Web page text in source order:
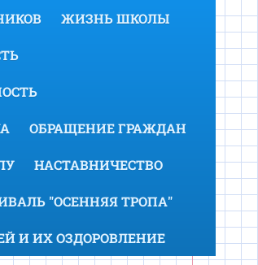
ЖИЗНЬ ШКОЛЫ
ОБРАЩЕНИЕ ГРАЖДАН
НАСТАВНИЧЕСТВО
"ОСЕННЯЯ ТРОПА"
И ИХ ОЗДОРОВЛЕНИЕ